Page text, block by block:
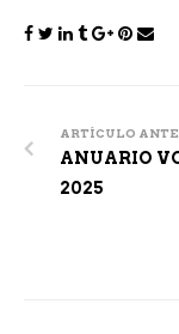
ARTÍCULO
ANUARIO
2025